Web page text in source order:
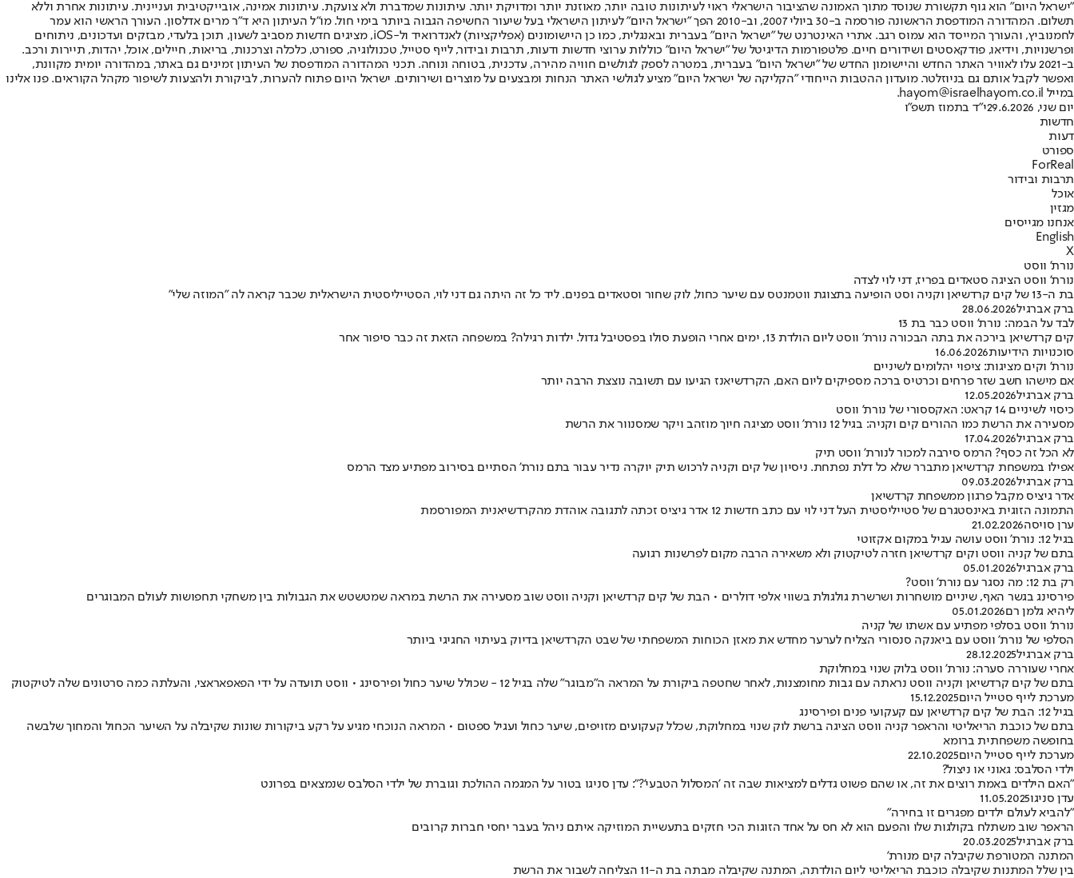
"ישראל היום" הוא גוף תקשורת שנוסד מתוך האמונה שהציבור הישראלי ראוי לעיתונות טובה יותר, מאוזנת יותר ומדויקת יותר. עיתונות שמדברת ולא צועקת. עיתונות אמינה, אובייקטיבית ועניינית. עיתונות אחרת וללא
תשלום. המהדורה המודפסת הראשונה פורסמה ב-30 ביולי 2007, וב-2010 הפך "ישראל היום" לעיתון הישראלי בעל שיעור החשיפה הגבוה ביותר בימי חול. מו"ל העיתון היא ד"ר מרים אדלסון. העורך הראשי הוא עמר
לחמנוביץ, והעורך המייסד הוא עמוס רגב. אתרי האינטרנט של "ישראל היום" בעברית ובאנגלית, כמו כן היישומונים (אפליקציות) לאנדרואיד ול-iOS, מציגים חדשות מסביב לשעון, תוכן בלעדי, מבזקים ועדכונים, ניתוחים
ופרשנויות, וידיאו, פודקאסטים ושידורים חיים. פלטפורמות הדיגיטל של "ישראל היום" כוללות ערוצי חדשות ודעות, תרבות ובידור, לייף סטייל, טכנולוגיה, ספורט, כלכלה וצרכנות, בריאות, חיילים, אוכל, יהדות, תיירות ורכב.
ב-2021 עלו לאוויר האתר החדש והיישומון החדש של "ישראל היום" בעברית, במטרה לספק לגולשים חוויה מהירה, עדכנית, בטוחה ונוחה. תכני המהדורה המודפסת של העיתון זמינים גם באתר, במהדורה יומית מקוונת,
ואפשר לקבל אותם גם בניוזלטר. מועדון ההטבות הייחודי "הקליקה של ישראל היום" מציע לגולשי האתר הנחות ומבצעים על מוצרים ושירותים. ישראל היום פתוח להערות, לביקורת ולהצעות לשיפור מקהל הקוראים. פנו אלינו
במייל hayom@israelhayom.co.il.
יום שני, 29.6.2026
י"ד בתמוז תשפ"ו
חדשות
דעות
ספורט
ForReal
תרבות ובידור
אוכל
מגזין
אנחנו מגייסים
English
X
נורת' ווסט
נורת' ווסט הציגה סטאדים בפריז, דני לוי לצדה
בת ה-13 של קים קרדשיאן וקניה וסט הופיעה בתצוגת ווטמנטס עם שיער כחול, לוק שחור וסטאדים בפנים. ליד כל זה היתה גם דני לוי, הסטייליסטית הישראלית שכבר קראה לה "המוזה שלי"
ברק אברגיל28.06.2026
לבד על הבמה: נורת' ווסט כבר בת 13
קים קרדשיאן בירכה את בתה הבכורה נורת' ווסט ליום הולדת 13, ימים אחרי הופעת סולו בפסטיבל גדול. ילדות רגילה? במשפחה הזאת זה כבר סיפור אחר
סוכנויות הידיעות16.06.2026
נורת' וקים מציגות: ציפוי יהלומים לשיניים
אם מישהו חשב שזר פרחים וכרטיס ברכה מספיקים ליום האם, הקרדשיאנז הגיעו עם תשובה נוצצת הרבה יותר
ברק אברגיל12.05.2026
כיסוי לשיניים 14 קראט: האקססורי של נורת' ווסט
מסעירה את הרשת כמו ההורים קים וקניה: בגיל 12 נורת' ווסט מציגה חיוך מוזהב ויקר שמסנוור את הרשת
ברק אברגיל17.04.2026
לא הכל זה כסף? הרמס סירבה למכור לנורת' ווסט תיק
אפילו במשפחת קרדשיאן מתברר שלא כל דלת נפתחת. ניסיון של קים וקניה לרכוש תיק יוקרה נדיר עבור בתם נורת' הסתיים בסירוב מפתיע מצד הרמס
ברק אברגיל09.03.2026
אדר גיציס מקבל פרגון ממשפחת קרדשיאן
התמונה הזוגית באינסטגרם של סטייליסטית העל דני לוי עם כתב חדשות 12 אדר גיציס זכתה לתגובה אוהדת מהקרדשיאנית המפורסמת
ערן סויסה21.02.2026
בגיל 12: נורת' ווסט עושה עגיל במקום אקזוטי
בתם של קניה ווסט וקים קרדשיאן חזרה לטיקטוק ולא משאירה הרבה מקום לפרשנות רגועה
ברק אברגיל05.01.2026
רק בת 12: מה נסגר עם נורת' ווסט?
פירסינג בגשר האף, שיניים מושחרות ושרשרת גולגולת בשווי אלפי דולרים • הבת של קים קרדשיאן וקניה ווסט שוב מסעירה את הרשת במראה שמטשטש את הגבולות בין משחקי תחפושות לעולם המבוגרים
ליהיא גלמן רם05.01.2026
נורת' ווסט בסלפי מפתיע עם אשתו של קניה
הסלפי של נורת' ווסט עם ביאנקה סנסורי הצליח לערער מחדש את מאזן הכוחות המשפחתי של שבט הקרדשיאן בדיוק בעיתוי החגיגי ביותר
ברק אברגיל28.12.2025
אחרי שעוררה סערה: נורת' ווסט בלוק שנוי במחלוקת
בתם של קים קרדשיאן וקניה ווסט נראתה עם גבות מחומצנות, לאחר שחטפה ביקורת על המראה ה"מבוגר" שלה בגיל 12 - שכולל שיער כחול ופירסינג • ווסט תועדה על ידי הפאפאראצי, והעלתה כמה סרטונים שלה לטיקטוק
מערכת לייף סטייל היום15.12.2025
בגיל 12: הבת של קים קרדשיאן עם קעקועי פנים ופירסינג
בתם של כוכבת הריאליטי והראפר קניה ווסט הציגה ברשת לוק שנוי במחלוקת, שכלל קעקועים מזויפים, שיער כחול ועגיל ספטום • המראה הנוכחי מגיע על רקע ביקורות שונות שקיבלה על השיער הכחול והמחוך שלבשה
בחופשה משפחתית ברומא
מערכת לייף סטייל היום22.10.2025
ילדי הסלבס: גאוני או ניצול?
"האם הילדים באמת רוצים את זה, או שהם פשוט גדלים למציאות שבה זה 'המסלול הטבעי'?": עדן סניגו בטור על המגמה ההולכת וגוברת של ילדי הסלבס שנמצאים בפרונט
עדן סניגו11.05.2025
"להביא לעולם ילדים מפגרים זו בחירה"
הראפר שוב משתלח בקולגות שלו והפעם הוא לא חס על אחד הזוגות הכי חזקים בתעשיית המוזיקה איתם ניהל בעבר יחסי חברות קרובים
ברק אברגיל20.03.2025
המתנה המטורפת שקיבלה קים מנורת'
בין שלל המתנות שקיבלה כוכבת הריאליטי ליום הולדתה, המתנה שקיבלה מבתה בת ה-11 הצליחה לשבור את הרשת